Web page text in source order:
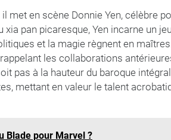
met en scène Donnie Yen, célèbre
xia pan picaresque, Yen incarne un
et la magie règnent en
les collaborations
pas à la hauteur du baroque
mettant en valeur le talent
Blade pour Marvel ?